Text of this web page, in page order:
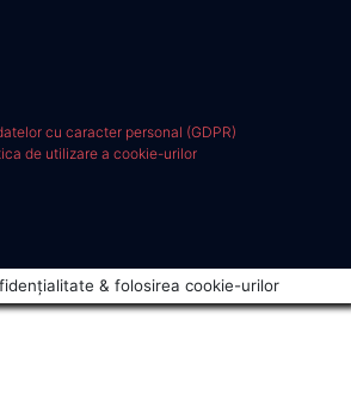
cu caracter personal (GDPR)
de utilizare a cookie-urilor
& folosirea cookie-urilor